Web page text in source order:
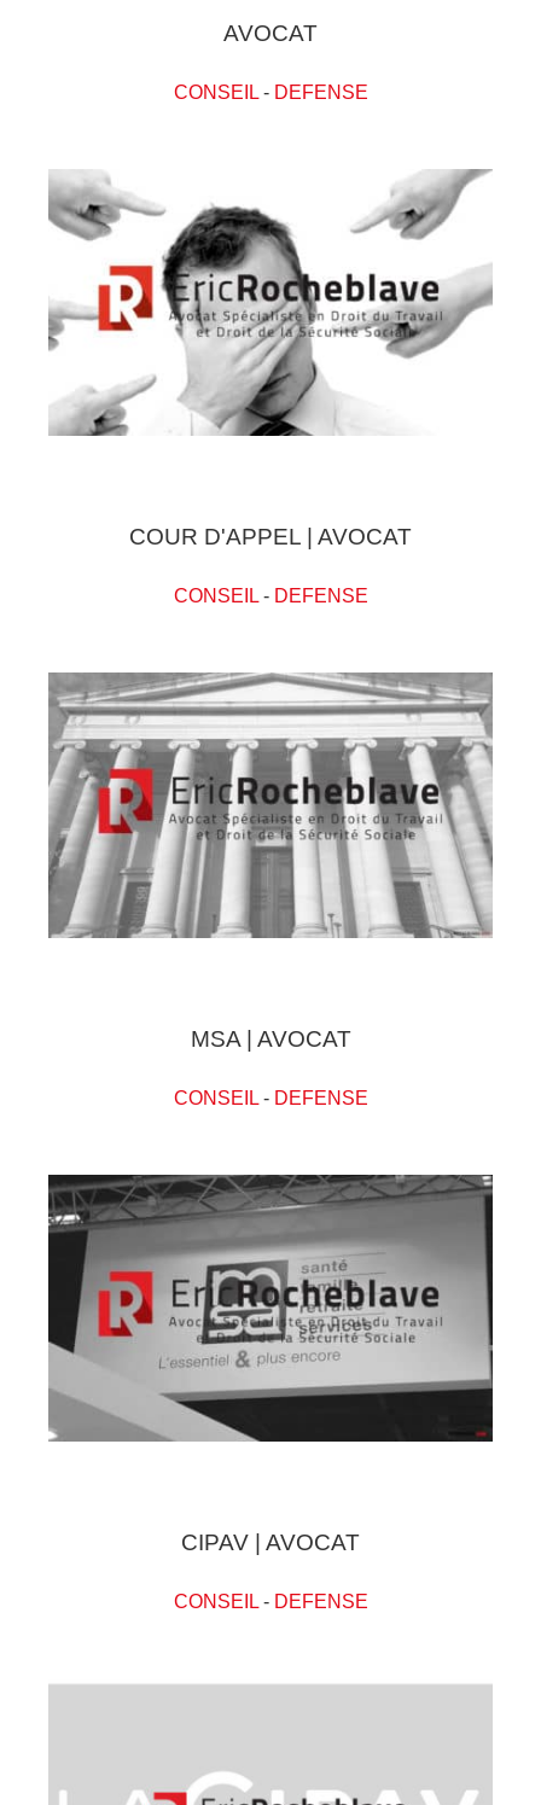
AVOCAT
CONSEIL- DEFENSE
COUR D'APPEL | AVOCAT
CONSEIL- DEFENSE
MSA | AVOCAT
CONSEIL- DEFENSE
CIPAV | AVOCAT
CONSEIL- DEFENSE